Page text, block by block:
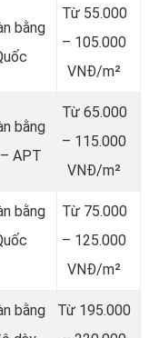
bằng
Từ 55.000
– 105.000
VNĐ/m²
bằng
APT
Từ 65.000
– 115.000
VNĐ/m²
bằng
Từ 75.000
– 125.000
VNĐ/m²
bằng
Từ 195.000